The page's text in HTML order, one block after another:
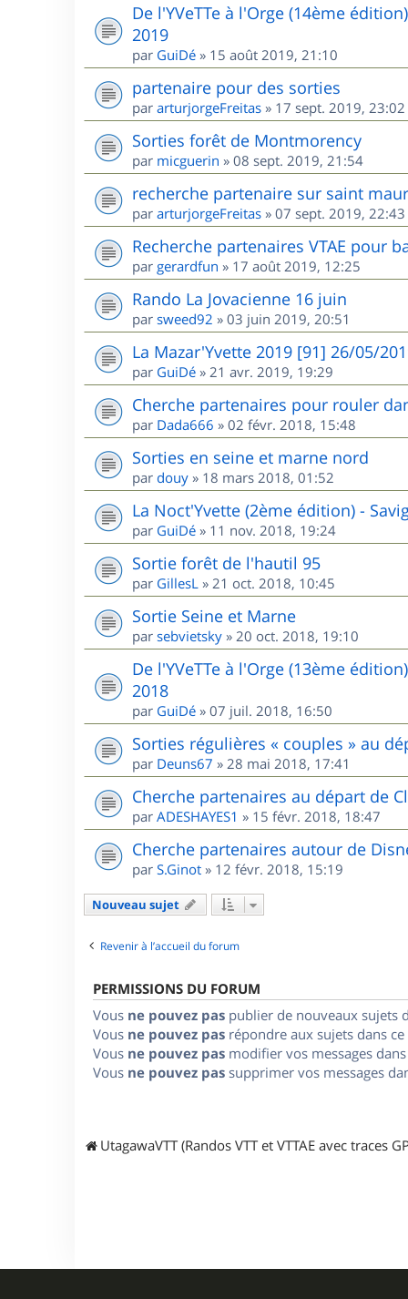
De l'YVeTTe à l'Orge (14ème
2019
par GuiDé » 15 août 2019, 21:10
partenaire pour des sorties
par arturjorgeFreitas » 17 sept. 2019, 23:02
Sorties forêt de Montmorency
par micguerin » 08 sept. 2019, 21:54
recherche partenaire sur saint
par arturjorgeFreitas » 07 sept. 2019, 22:43
Recherche partenaires VTAE pour
par gerardfun » 17 août 2019, 12:25
Rando La Jovacienne 16 juin
par sweed92 » 03 juin 2019, 20:51
La Mazar'Yvette 2019 [91] 26/05/
par GuiDé » 21 avr. 2019, 19:29
Cherche partenaires pour rouler
par Dada666 » 02 févr. 2018, 15:48
Sorties en seine et marne nord
par douy » 18 mars 2018, 01:52
La Noct'Yvette (2ème édition) -
par GuiDé » 11 nov. 2018, 19:24
Sortie forêt de l'hautil 95
par GillesL » 21 oct. 2018, 10:45
Sortie Seine et Marne
par sebvietsky » 20 oct. 2018, 19:10
De l'YVeTTe à l'Orge (13ème
2018
par GuiDé » 07 juil. 2018, 16:50
Sorties régulières « couples » au
par Deuns67 » 28 mai 2018, 17:41
Cherche partenaires au départ de
par ADESHAYES1 » 15 févr. 2018, 18:47
Cherche partenaires autour de
par S.Ginot » 12 févr. 2018, 15:19
Nouveau sujet
Revenir à l’accueil du forum
PERMISSIONS DU FORUM
Vous ne pouvez pas publier de nouveaux sujets
Vous ne pouvez pas répondre aux sujets dans
Vous ne pouvez pas modifier vos messages
Vous ne pouvez pas supprimer vos messages
UtagawaVTT (Randos VTT et VTTAE avec traces